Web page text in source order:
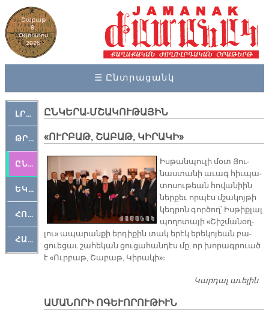
Շաբաթ
8,
Օգոստոս
2026
☰ Ընտրացանկ
ԼՐԱՀՈՍ
ԹՐՔԱՀԱՅ ԿԵԱՆՔ
ԸՆԿԵՐԱՄՇԱԿՈՒԹԱՅԻՆ
ԵԿԵՂԵՑԱԿԱՆ
ՀՈԳԵՄՏԱՒՈՐ
ՀԱՐԹԱԿ
ԸՆԿԵՐԱ-ՄՇԱԿՈՒԹԱՅԻՆ
«ՈՒՐԲԱԹ, ՇԱԲԱԹ, ԿԻՐԱԿԻ»
Իս­թան­պու­լի մօտ Յու­
նաս­տա­նի ա­ւագ հիւ­պա­
տո­սու­թեան հո­վա­նիին
ներ­քեւ որ­պէս մշա­կոյ­թի
կեդ­րոն գոր­ծող՝ Իս­թիք­լալ
պո­ղո­տա­յի «Շիշ­մա­նօղ­
լու» ա­պա­րան­քի եր­դի­քին տակ ե­րէկ ե­րե­կո­յեան բա­
ցուե­ցաւ շա­հե­կան ցու­ցա­հան­դէս մը, որ խո­րագ­րուած
է «Ուր­բաթ, Շա­բաթ, Կի­րա­կի»։
Կարդալ աւելին
ԱՄԱՆՈՐԻ ՈԳԵՒՈՐՈՒԹԻՒՆ